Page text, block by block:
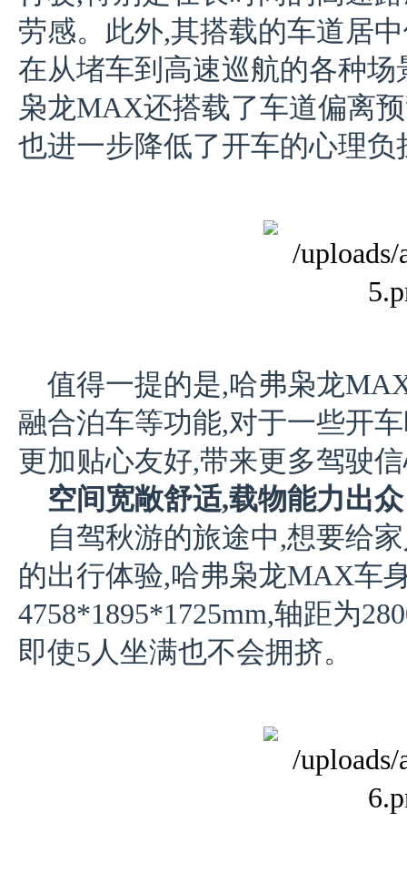
劳感。此外,其搭载的车道居
在从堵车到高速巡航的各种
枭龙MAX还搭载了车道偏离
也进一步降低了开车的心理负
值得一提的是,哈弗枭龙
融合泊车等功能,对于一些开
更加贴心友好,带来更多驾驶
空间宽敞舒适,载物能力出众
自驾秋游的旅途中,想要给
的出行体验,哈弗枭龙MAX车
4758*1895*1725mm,轴距为
即使5人坐满也不会拥挤。